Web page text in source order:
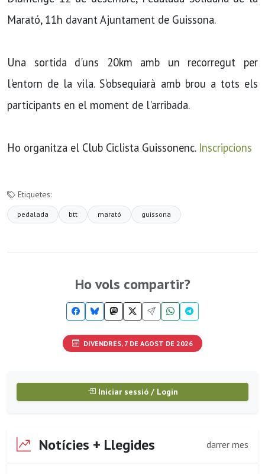
Marató, 11h davant Ajuntament de Guissona.
Una sortida d'uns 20km amb un recorregut per
l'entorn de la vila. S'obsequiarà amb brou a tots els
participants en el moment de l'arribada.
Ho organitza el Club Ciclista Guissonenc. Inscripcions
Etiquetes:
pedalada btt marató guissona
Ho vols compartir?
DIVENDRES, 7 DE AGOST DE 2026
Iniciar sessió / Login
Notícies + Llegides darrer mes